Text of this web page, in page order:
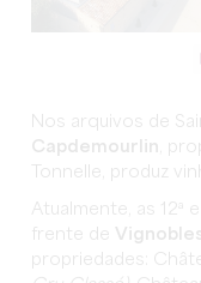
Nos arquivos de
Capdemourlin ,
Tonnelle, produz
Atualmente, as 12ª
frente de
propriedades: